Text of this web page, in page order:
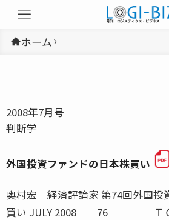
ホーム
2008年7月号
判断学
外国投資ファンドの日本株買い
奥村宏 経済評論家 第74回外国投
買い JULY 2008 76 ＴＣＩ